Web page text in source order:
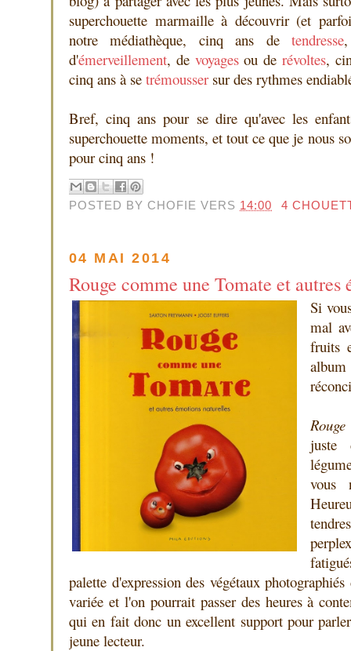
superchouette marmaille à découvrir (et
notre médiathèque, cinq ans detendresse
d'émerveillement, de voyagesou derévoltes,
cinq ans à se trémousser sur des rythmes
Bref, cinq ans pour se dire qu'avec les
superchouette moments, et tout ce que je nous
pour cinq ans !
POSTED BY CHOFIE VERS 14:00 4
04 MAI 2014
Rouge comme une Tomate et
Si
mal
fruits
juste
vous
palette d'expression des végétaux
variée et l'on pourrait passer des heures à
qui en fait donc un excellent support pour
jeune lecteur.